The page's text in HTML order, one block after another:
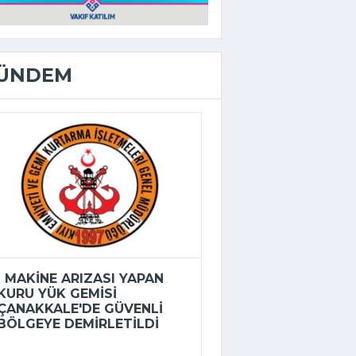
ARIZASI YAPAN
YÜK GEMISI
GÜVENLI
DEMIRLETILDI